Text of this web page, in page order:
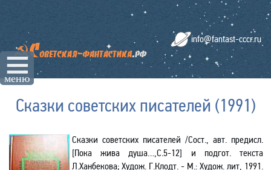
☰
меню
info@fantast-cccr.ru
Сказки советских писателей (1991)
Сказки советских писателей /Сост., авт. предисл.
[Пока жива душа…,С.5-12] и подгот. текста
Л.Ханбекова; Худож. Г.Клодт. - М.: Худож. лит, 1991.